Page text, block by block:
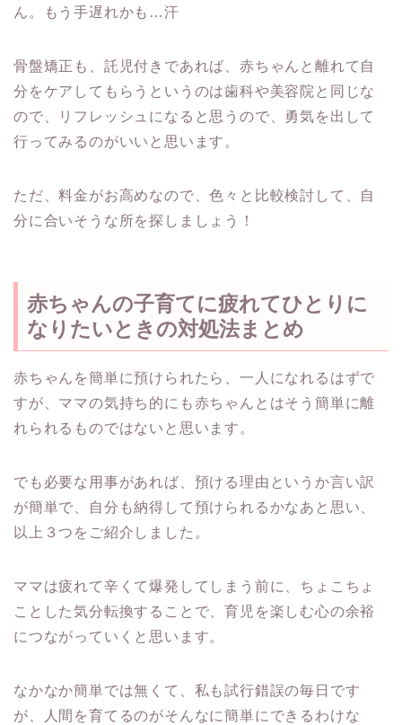
ん。もう手遅れかも…汗
骨盤矯正も、託児付きであれば、赤ちゃんと離れて自
分をケアしてもらうというのは歯科や美容院と同じな
ので、リフレッシュになると思うので、勇気を出して
行ってみるのがいいと思います。
ただ、料金がお高めなので、色々と比較検討して、自
分に合いそうな所を探しましょう！
赤ちゃんの子育てに疲れてひとりに
なりたいときの対処法まとめ
赤ちゃんを簡単に預けられたら、一人になれるはずで
すが、ママの気持ち的にも赤ちゃんとはそう簡単に離
れられるものではないと思います。
でも必要な用事があれば、預ける理由というか言い訳
が簡単で、自分も納得して預けられるかなあと思い、
以上３つをご紹介しました。
ママは疲れて辛くて爆発してしまう前に、ちょこちょ
ことした気分転換することで、育児を楽しむ心の余裕
につながっていくと思います。
なかなか簡単では無くて、私も試行錯誤の毎日です
が、人間を育てるのがそんなに簡単にできるわけな